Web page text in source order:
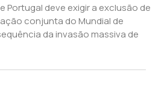
Portugal deve exigir a exclusão de
conjunta do Mundial de
da invasão massiva de